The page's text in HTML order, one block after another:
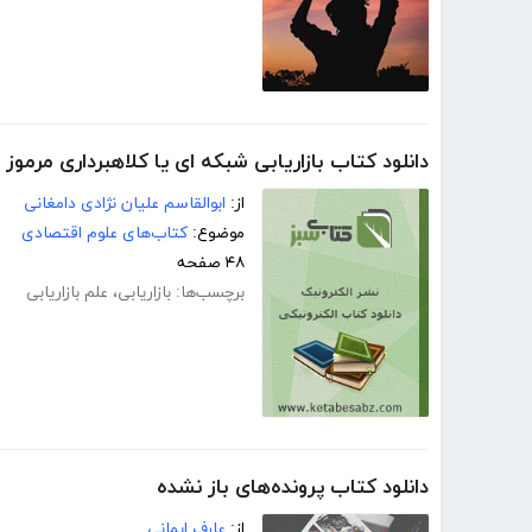
دانلود کتاب بازاریابی شبکه ای یا کلاهبرداری مرموز
از: ابوالقاسم علیان نژادی دامغانی
موضوع: کتاب‌های علوم اقتصادی
۴۸ صفحه
برچسب‌ها: بازاریابی، علم بازاریابی
دانلود کتاب پرونده‌های باز نشده